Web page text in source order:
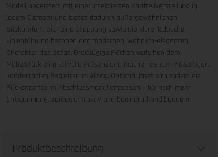
Modell begeistert mit einer integrierten Kopfteilverstellung in
jedem Element und bietet dadurch außergewöhnlichen
Sitzkomfort. Die feine Steppung sowie die klare, kubische
Linienführung betonen den modernen, wohnlich-eleganten
Charakter des Sofas. Großzügige Flächen verleihen dem
Möbelstück eine stilvolle Präsenz und machen es zum vielseitigen,
komfortablen Begleiter im Alltag. Optional lässt sich zudem die
Rückenpartie im Abschlussmodul anpassen – für noch mehr
Entspannung. Zeitlos attraktiv und beeindruckend bequem.
Produktbeschreibung